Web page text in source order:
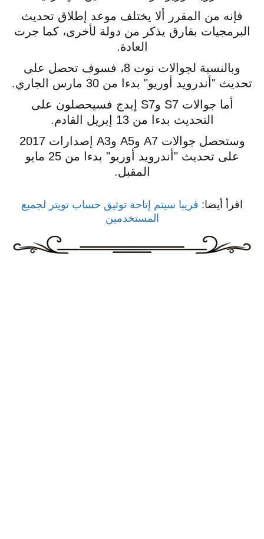
فإنه من المقرر ألا يختلف موعد إطلاق تحديث
البرمجيات بفارق يذكر من دولة لأخرى، كما جرت
العادة.
وبالنسبة لجوالات نوت 8، فسوف تحصل على
تحديث "أندرويد أوريو" بدءا من 30 مارس الجاري.
أما جوالات S7 وS7 إيدج فسيحصلون على
التحديث بدءا من 13 إبريل القادم.
وستحصل جوالات A7 وA5 وA3 إصدارات 2017
على تحديث "أندرويد أوريو" بدءا من 25 مايو
المقبل.
اقرأ أيضا: قريبا سيتم إتاحة توثيق حساب تويتر لجميع
المستخدمين